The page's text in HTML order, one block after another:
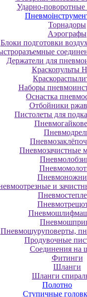
Ударно-поворотные
Topнaдopы
Аэрографы
Блоки подготовки
Держатели для
Краскопульты
Наборы
Оснастка
Отбойники
Пистолеты для
Пневмозачистные
и
Пневмошуруповерты,
Продувочные
Соединения на
Фитинги
Шланги
Шланги
Полотно
Ступичные